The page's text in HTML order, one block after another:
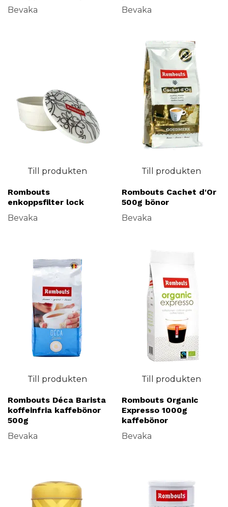
Bevaka
Bevaka
Till produkten
Rombouts
enkoppsfilter lock
Bevaka
Till produkten
Rombouts Cachet d'Or
500g bönor
Bevaka
Till produkten
Rombouts Déca Barista
koffeinfria kaffebönor
500g
Bevaka
Till produkten
Rombouts Organic
Expresso 1000g
kaffebönor
Bevaka